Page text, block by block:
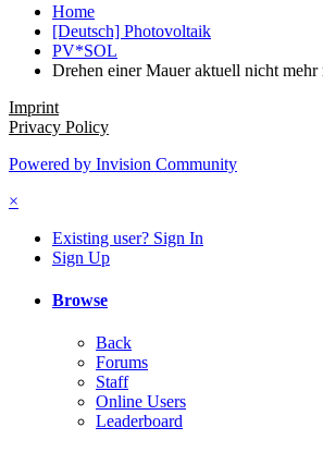
Home
[Deutsch] Photovoltaik
PV*SOL
Drehen einer Mauer aktuell nicht mehr
Imprint
Privacy Policy
Powered by Invision Community
×
Existing user? Sign In
Sign Up
Browse
Back
Forums
Staff
Online Users
Leaderboard